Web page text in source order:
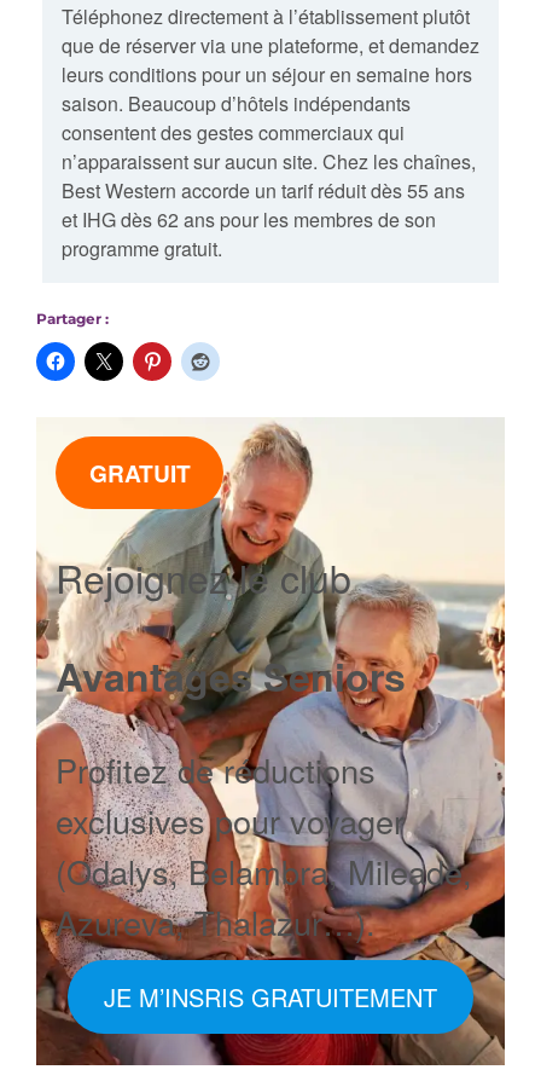
Téléphonez directement à l’établissement plutôt
que de réserver via une plateforme, et demandez
leurs conditions pour un séjour en semaine hors
saison. Beaucoup d’hôtels indépendants
consentent des gestes commerciaux qui
n’apparaissent sur aucun site. Chez les chaînes,
Best Western accorde un tarif réduit dès 55 ans
et IHG dès 62 ans pour les membres de son
programme gratuit.
Partager :
GRATUIT
Rejoignez le club
Avantages Seniors
Profitez de réductions
exclusives pour voyager
(Odalys, Belambra, Mileade,
Azureva, Thalazur…).
JE M’INSRIS GRATUITEMENT